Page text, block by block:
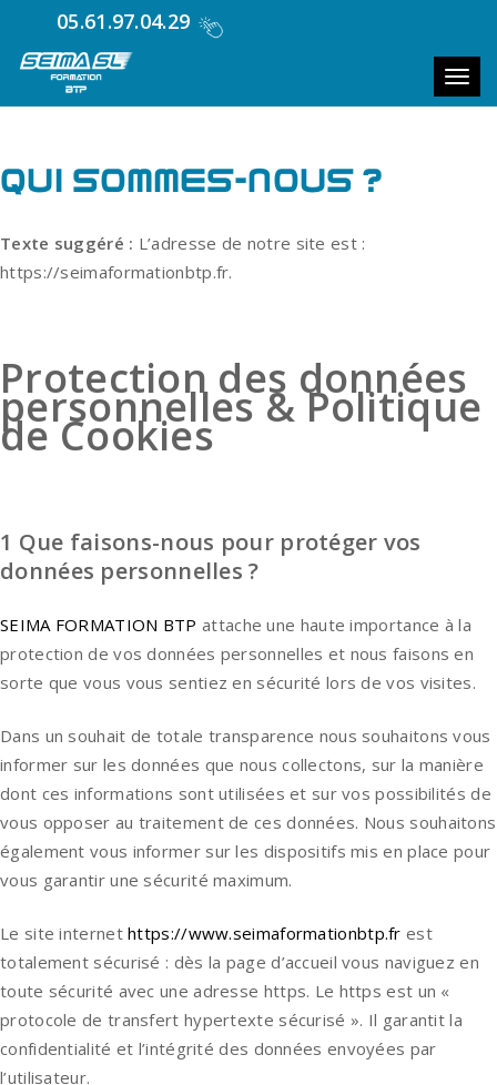
05.61.97.04.29
QUI SOMMES-NOUS ?
Texte suggéré : L’adresse de notre site est :
https://seimaformationbtp.fr.
Protection des données
personnelles & Politique
de Cookies
1 Que faisons-nous pour protéger vos
données personnelles ?
SEIMA FORMATION BTPattache une haute importance à la
protection de vos données personnelles et nous faisons en
sorte que vous vous sentiez en sécurité lors de vos visites.
Dans un souhait de totale transparence nous souhaitons vous
informer sur les données que nous collectons, sur la manière
dont ces informations sont utilisées et sur vos possibilités de
vous opposer au traitement de ces données. Nous souhaitons
également vous informer sur les dispositifs mis en place pour
vous garantir une sécurité maximum.
Le site internethttps://www.seimaformationbtp.fr est
totalement sécurisé : dès la page d’accueil vous naviguez en
toute sécurité avec une adresse https. Le https est un «
protocole de transfert hypertexte sécurisé ». Il garantit la
confidentialité et l’intégrité des données envoyées par
l’utilisateur.